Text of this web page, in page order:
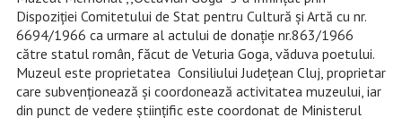
Dispoziţiei Comitetului de Stat pentru Cultură şi Artă cu nr.
6694/1966 ca urmare al actului de donaţie nr.863/1966
către statul român, făcut de Veturia Goga, văduva poetului.
Muzeul este proprietatea Consiliului Judeţean Cluj, proprietar
care subvenţionează şi coordonează activitatea muzeului, iar
din punct de vedere ştiinţific este coordonat de Ministerul